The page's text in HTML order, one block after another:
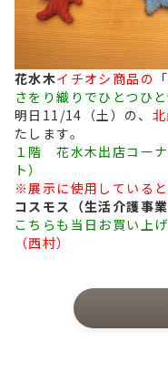
花水木イチオシ商品の 「
さをり織りでひとつひ
明日11/14（土）の、
たします。
１階 花水木出店コー
ト）
※展示に使用していると
コスモス（生活介護事業
こちらも当日お買い上
（西村）